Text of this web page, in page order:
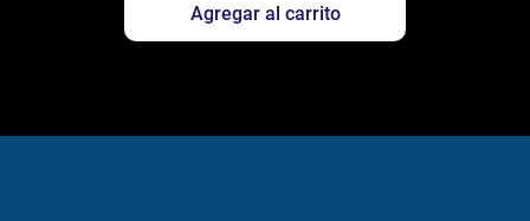
Agregar al carrito